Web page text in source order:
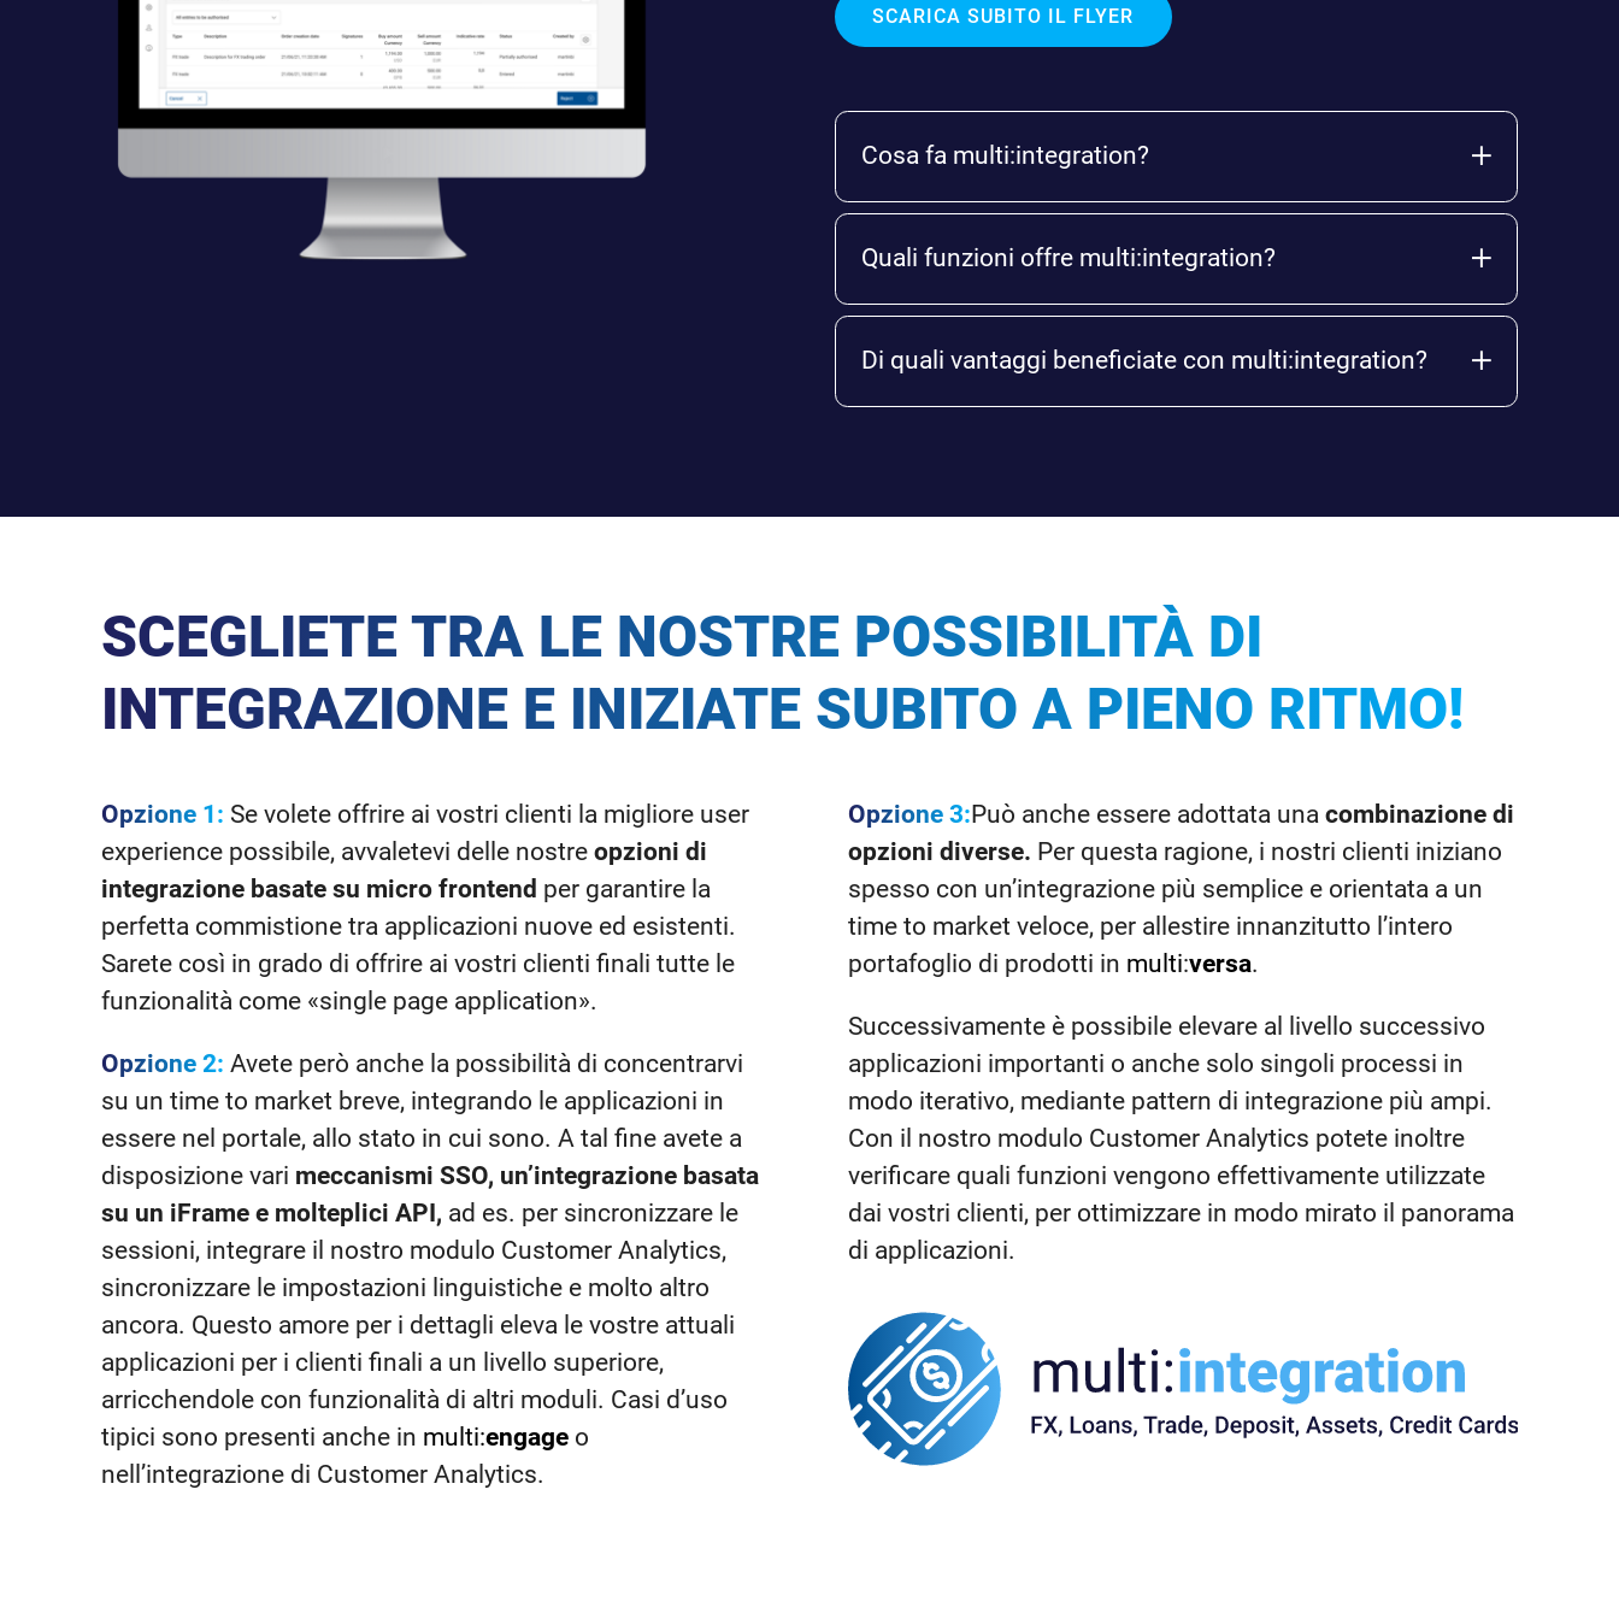
SCARICA SUBITO IL FLYER
Cosa fa multi:integration?
Quali funzioni offre multi:integration?
Di quali vantaggi beneficiate con multi:integration?
SCEGLIETE TRA LE NOSTRE POSSIBILITÀ DI
INTEGRAZIONE E INIZIATE SUBITO A PIENO RITMO!
Opzione 1: Se volete offrire ai vostri clienti la migliore user
experience possibile, avvaletevi delle nostre opzioni di
integrazione basate su micro frontend per garantire la
perfetta commistione tra applicazioni nuove ed esistenti.
Sarete così in grado di offrire ai vostri clienti finali tutte le
funzionalità come «single page application».
Opzione 2: Avete però anche la possibilità di concentrarvi
su un time to market breve, integrando le applicazioni in
essere nel portale, allo stato in cui sono. A tal fine avete a
disposizione vari meccanismi SSO, un’integrazione basata
su un iFrame e molteplici API, ad es. per sincronizzare le
sessioni, integrare il nostro modulo Customer Analytics,
sincronizzare le impostazioni linguistiche e molto altro
ancora. Questo amore per i dettagli eleva le vostre attuali
applicazioni per i clienti finali a un livello superiore,
arricchendole con funzionalità di altri moduli. Casi d’uso
tipici sono presenti anche in multi:engage o
nell’integrazione di Customer Analytics.
Opzione 3:Può anche essere adottata una combinazione di
opzioni diverse. Per questa ragione, i nostri clienti iniziano
spesso con un’integrazione più semplice e orientata a un
time to market veloce, per allestire innanzitutto l’intero
portafoglio di prodotti in multi:versa.
Successivamente è possibile elevare al livello successivo
applicazioni importanti o anche solo singoli processi in
modo iterativo, mediante pattern di integrazione più ampi.
Con il nostro modulo Customer Analytics potete inoltre
verificare quali funzioni vengono effettivamente utilizzate
dai vostri clienti, per ottimizzare in modo mirato il panorama
di applicazioni.